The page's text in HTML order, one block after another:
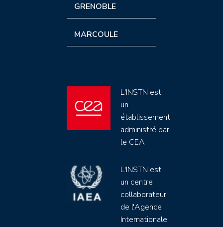
GRENOBLE
MARCOULE
L'INSTN est
un
établissement
administré par
le CEA
L'INSTN est
un centre
collaborateur
de l'Agence
Internationale